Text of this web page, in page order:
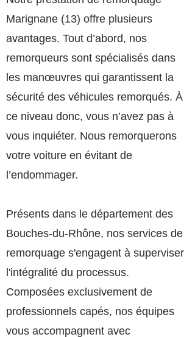
Marignane (13) offre plusieurs
avantages. Tout d’abord, nos
remorqueurs sont spécialisés dans
les manœuvres qui garantissent la
sécurité des véhicules remorqués. À
ce niveau donc, vous n’avez pas à
vous inquiéter. Nous remorquerons
votre voiture en évitant de
l’endommager.
Présents dans le département des
Bouches-du-Rhône, nos services de
remorquage s'engagent à superviser
l'intégralité du processus.
Composées exclusivement de
professionnels capés, nos équipes
vous accompagnent avec